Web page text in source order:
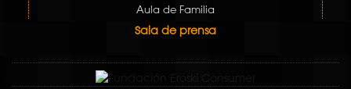
Aula de Familia
Sala de prensa